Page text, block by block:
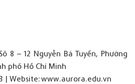
Số 8 – 12 Nguyễn BáTuyển, Phường
phố Hồ Chí Minh
| Website:www.aurora.edu.vn